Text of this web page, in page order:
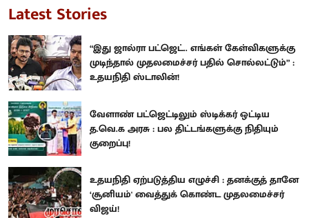
Latest Stories
“இது ஜால்ரா பட்ஜெட்.. எங்கள் கேள்விகளுக்கு
முடிந்தால் முதலமைச்சர் பதில் சொல்லட்டும்” :
உதயநிதி ஸ்டாலின்!
வேளாண் பட்ஜெட்டிலும் ஸ்டிக்கர் ஒட்டிய
த.வெ.க அரசு : பல திட்டங்களுக்கு நிதியும்
குறைப்பு!
உதயநிதி ஏற்படுத்திய எழுச்சி : தனக்குத் தானே
‘சூனியம்' வைத்துக் கொண்ட முதலமைச்சர்
விஜய்!